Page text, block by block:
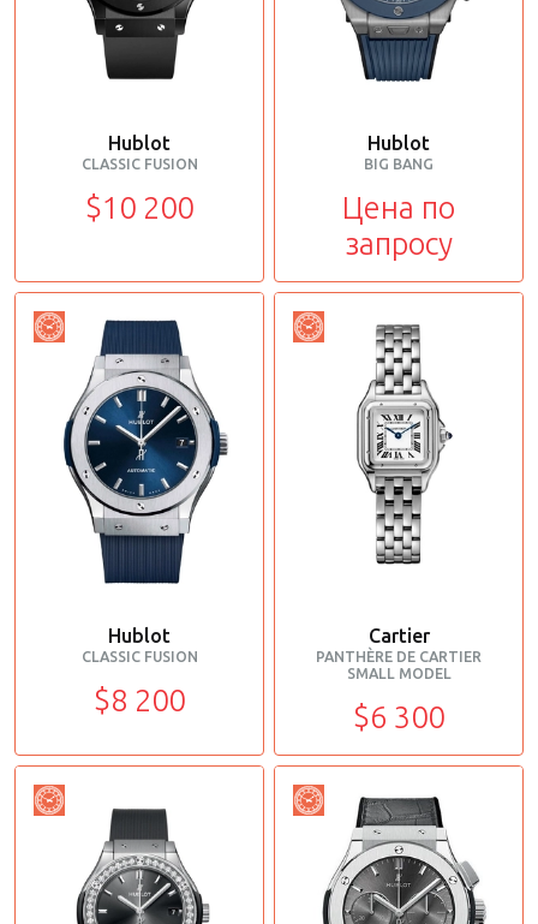
Hublot
CLASSIC FUSION
$10 200
Hublot
BIG BANG
Цена по
запросу
Hublot
CLASSIC FUSION
$8 200
Cartier
PANTHÈRE DE CARTIER
SMALL MODEL
$6 300